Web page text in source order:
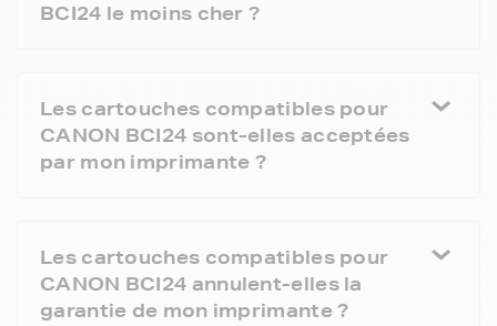
BCI24 le moins cher ?
Les cartouches compatibles pour
CANON BCI24 sont-elles acceptées
par mon imprimante ?
Les cartouches compatibles pour
CANON BCI24 annulent-elles la
garantie de mon imprimante ?